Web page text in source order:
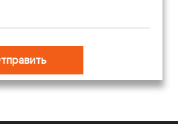
независимо